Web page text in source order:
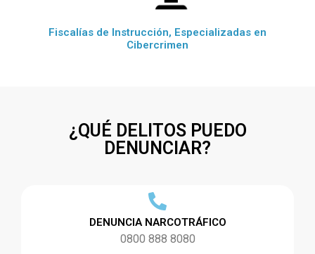
Fiscalías de Instrucción, Especializadas en
Cibercrimen
¿QUÉ DELITOS PUEDO
DENUNCIAR?
DENUNCIA NARCOTRÁFICO
0800 888 8080